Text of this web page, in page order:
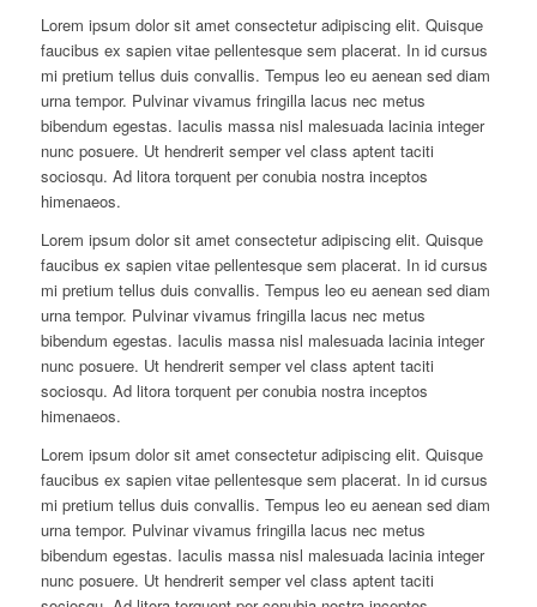
Lorem ipsum dolor sit amet consectetur adipiscing elit. Quisque
faucibus ex sapien vitae pellentesque sem placerat. In id cursus
mi pretium tellus duis convallis. Tempus leo eu aenean sed diam
urna tempor. Pulvinar vivamus fringilla lacus nec metus
bibendum egestas. Iaculis massa nisl malesuada lacinia integer
nunc posuere. Ut hendrerit semper vel class aptent taciti
sociosqu. Ad litora torquent per conubia nostra inceptos
himenaeos.
Lorem ipsum dolor sit amet consectetur adipiscing elit. Quisque
faucibus ex sapien vitae pellentesque sem placerat. In id cursus
mi pretium tellus duis convallis. Tempus leo eu aenean sed diam
urna tempor. Pulvinar vivamus fringilla lacus nec metus
bibendum egestas. Iaculis massa nisl malesuada lacinia integer
nunc posuere. Ut hendrerit semper vel class aptent taciti
sociosqu. Ad litora torquent per conubia nostra inceptos
himenaeos.
Lorem ipsum dolor sit amet consectetur adipiscing elit. Quisque
faucibus ex sapien vitae pellentesque sem placerat. In id cursus
mi pretium tellus duis convallis. Tempus leo eu aenean sed diam
urna tempor. Pulvinar vivamus fringilla lacus nec metus
bibendum egestas. Iaculis massa nisl malesuada lacinia integer
nunc posuere. Ut hendrerit semper vel class aptent taciti